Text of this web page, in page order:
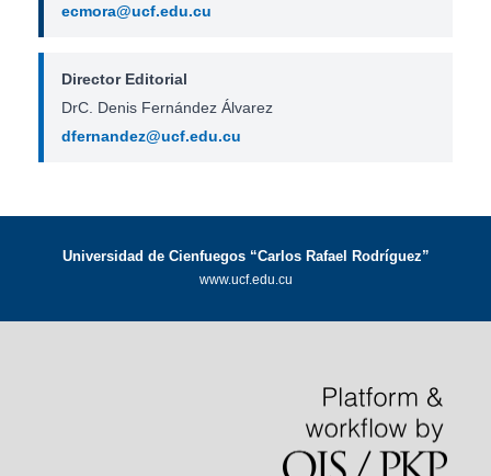
ecmora@ucf.edu.cu
Director Editorial
DrC. Denis Fernández Álvarez
dfernandez@ucf.edu.cu
Universidad de Cienfuegos “Carlos Rafael Rodríguez”
www.ucf.edu.cu